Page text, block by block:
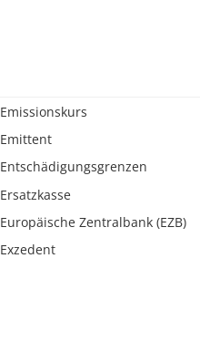
Emissionskurs
Emittent
Entschädigungsgrenzen
Ersatzkasse
Europäische Zentralbank (EZB)
Exzedent